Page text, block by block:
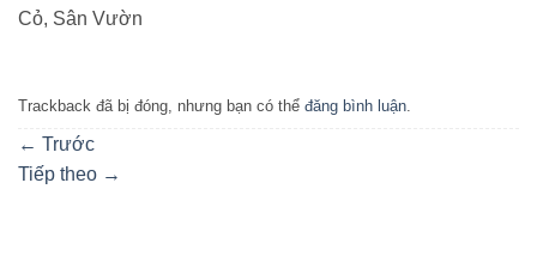
Cỏ, Sân Vườn
Trackback đã bị đóng, nhưng bạn có thể đăng bình luận.
← Trước
Tiếp theo →